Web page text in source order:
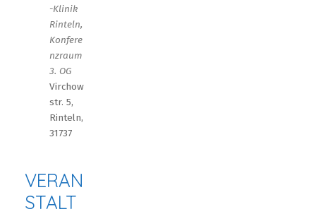
-Klinik
Rinteln,
Konfere
nzraum
3. OG
Virchow
str. 5,
Rinteln,
31737
VERAN
STALT